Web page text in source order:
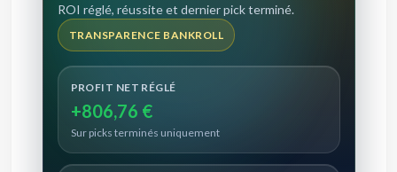
ROI réglé, réussite et dernier pick terminé.
TRANSPARENCE BANKROLL
PROFIT NET RÉGLÉ
+806,76 €
Sur picks terminés uniquement